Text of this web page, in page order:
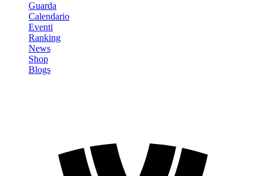
Guarda
Calendario
Eventi
Ranking
News
Shop
Blogs